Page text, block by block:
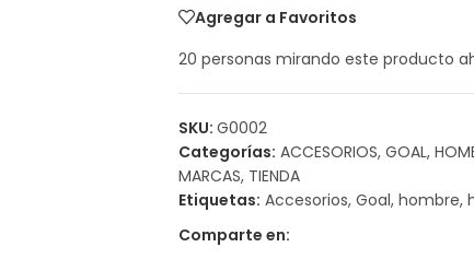
Agregar a Favoritos
20 personas mirando este producto
SKU: G0002
Categorías: ACCESORIOS, GOAL,
MARCAS, TIENDA
Etiquetas: Accesorios, Goal, hombre,
Comparte en: